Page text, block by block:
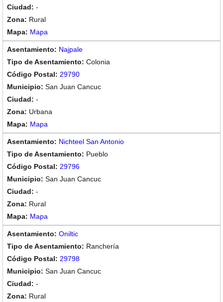
-
Rural
Mapa
Najpale
Colonia
29790
San Juan Cancuc
-
Urbana
Mapa
Nichteel San Antonio
Pueblo
29796
San Juan Cancuc
-
Rural
Mapa
Oniltic
Ranchería
29798
San Juan Cancuc
-
Rural